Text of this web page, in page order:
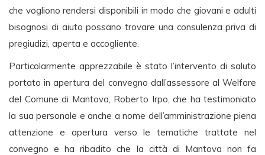
che vogliono rendersi disponibili in modo che giovani e adulti
bisognosi di aiuto possano trovare una consulenza priva di
pregiudizi, aperta e accogliente.
Particolarmente apprezzabile è stato l’intervento di saluto
portato in apertura del convegno dall’assessore al Welfare
del Comune di Mantova, Roberto Irpo, che ha testimoniato
la sua personale e anche a nome dell’amministrazione piena
attenzione e apertura verso le tematiche trattate nel
convegno e ha ribadito che la città di Mantova non fa